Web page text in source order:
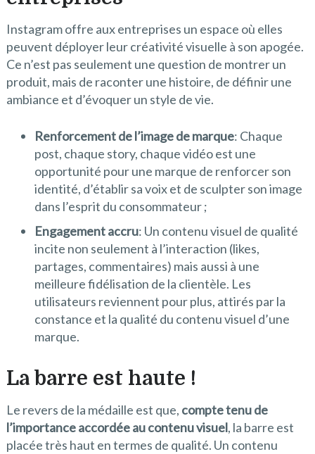
Instagram offre aux entreprises un espace où elles
peuvent déployer leur créativité visuelle à son apogée.
Ce n’est pas seulement une question de montrer un
produit, mais de raconter une histoire, de définir une
ambiance et d’évoquer un style de vie.
Renforcement de l’image de marque: Chaque
post, chaque story, chaque vidéo est une
opportunité pour une marque de renforcer son
identité, d’établir sa voix et de sculpter son image
dans l’esprit du consommateur ;
Engagement accru: Un contenu visuel de qualité
incite non seulement à l’interaction (likes,
partages, commentaires) mais aussi à une
meilleure fidélisation de la clientèle. Les
utilisateurs reviennent pour plus, attirés par la
constance et la qualité du contenu visuel d’une
marque.
La barre est haute !
Le revers de la médaille est que, compte tenu de
l’importance accordée au contenu visuel, la barre est
placée très haut en termes de qualité. Un contenu